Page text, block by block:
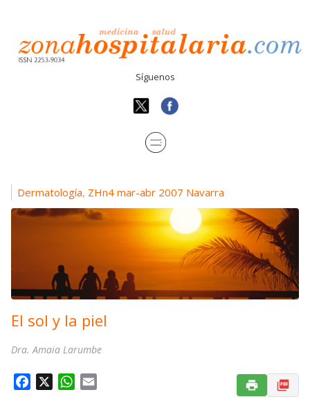
Síguenos
Dermatología, ZHn4 mar-abr 2007 Navarra
El sol y la piel
Dra. Amaia Larumbe
W